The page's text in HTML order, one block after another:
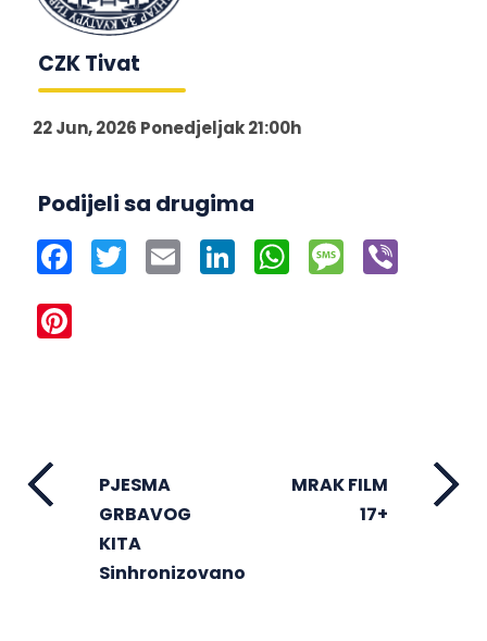
CZK Tivat
22 Jun, 2026 Ponedjeljak 21:00h
Podijeli sa drugima
Facebook
Twitter Email LinkedInWhatsApp
Message
PJESMA
GRBAVOG
KITA
Sinhronizovano
MRAK FILM
17+